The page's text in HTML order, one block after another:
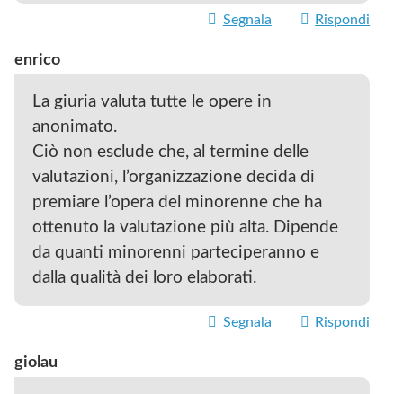
Segnala Rispondi
enrico
La giuria valuta tutte le opere in
anonimato.
Ciò non esclude che, al termine delle
valutazioni, l’organizzazione decida di
premiare l’opera del minorenne che ha
ottenuto la valutazione più alta. Dipende
da quanti minorenni parteciperanno e
dalla qualità dei loro elaborati.
Segnala Rispondi
giolau